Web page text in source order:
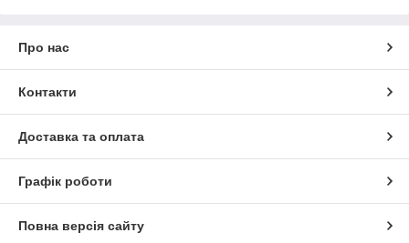
Про нас
Контакти
Доставка та оплата
Графік роботи
Повна версія сайту